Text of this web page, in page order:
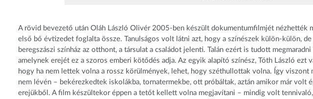
A rövid bevezető után Oláh László Olivér 2005-ben készült dokumentumfilmjét nézhették
első bő évtizedet foglalta össze. Tanulságos volt látni azt, hogy a színészek külön-külön,
beregszászi színház az otthont, a társulat a családot jelenti. Talán ezért is tudott
amelynek erejét ez a szoros emberi kötődés adja. Az egyik alapító színész, Tóth László ezt
hogy ha nem lettek volna a rossz körülmények, lehet, hogy széthullottak volna. Így viszont
nem lévén – bekérezkedtek iskolákba, tornatermekbe, ott próbáltak, aztán amikor már volt
erejükből. A film készültekor éppen a tetőt kellett volna megjavítani – mindig volt